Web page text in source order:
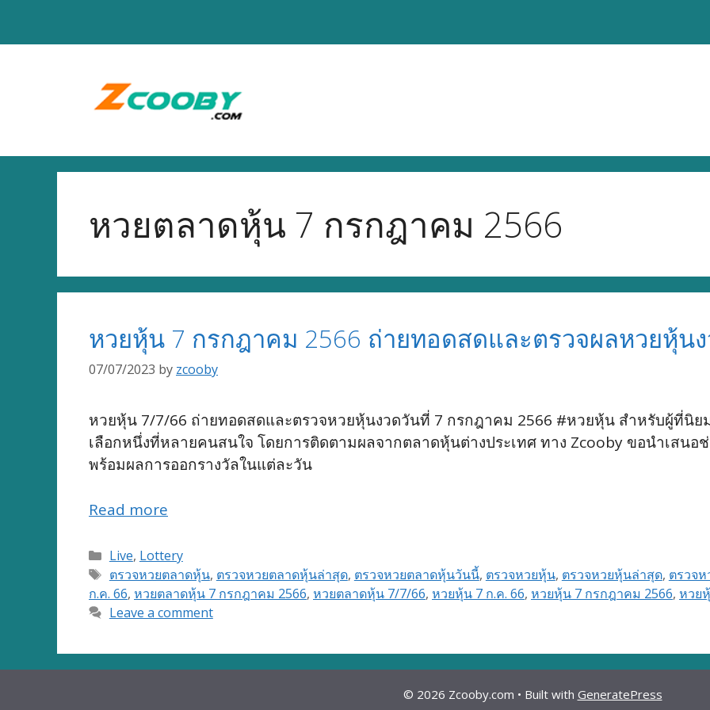
หวยตลาดหุ้น 7 กรกฎาคม 2566
หวยหุ้น 7 กรกฎาคม 2566 ถ่ายทอดสดและตรวจผลหวยหุ้น
07/07/2023 by zcooby
หวยหุ้น 7/7/66 ถ่ายทอดสดและตรวจหวยหุ้นงวดวันที่ 7 กรกฎาคม 2566 #หวยหุ้น สำหรับผู้ที่นิยม
เลือกหนึ่งที่หลายคนสนใจ โดยการติดตามผลจากตลาดหุ้นต่างประเทศ ทาง Zcooby ขอนำเสนอ
พร้อมผลการออกรางวัลในแต่ละวัน
Read more
Categories
Live, Lottery
Tags
ตรวจหวยตลาดหุ้น, ตรวจหวยตลาดหุ้นล่าสุด, ตรวจหวยตลาดหุ้นวันนี้, ตรวจหวยหุ้น, ตรวจหวยหุ้นล่าสุด, ตรวจ
ก.ค. 66, หวยตลาดหุ้น 7 กรกฎาคม 2566, หวยตลาดหุ้น 7/7/66, หวยหุ้น 7 ก.ค. 66, หวยหุ้น 7 กรกฎาคม 2566, หวย
Leave a comment
© 2026 Zcooby.com • Built with GeneratePress